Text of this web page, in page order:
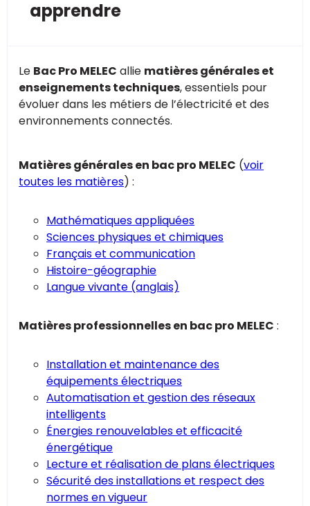
apprendre
Le Bac Pro MELEC allie matières générales et
enseignements techniques, essentiels pour
évoluer dans les métiers de l’électricité et des
environnements connectés.
Matières générales en bac pro MELEC (voir
toutes les matières) :
Mathématiques appliquées
Sciences physiques et chimiques
Français et communication
Histoire-géographie
Langue vivante (anglais)
Matières professionnelles en bac pro MELEC :
Installation et maintenance des
équipements électriques
Automatisation et gestion des réseaux
intelligents
Énergies renouvelables et efficacité
énergétique
Lecture et réalisation de plans électriques
Sécurité des installations et respect des
normes en vigueur